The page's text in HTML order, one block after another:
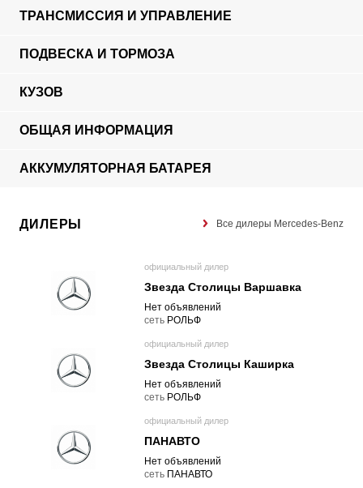
ТРАНСМИССИЯ И УПРАВЛЕНИЕ
ПОДВЕСКА И ТОРМОЗА
КУЗОВ
ОБЩАЯ ИНФОРМАЦИЯ
АККУМУЛЯТОРНАЯ БАТАРЕЯ
ДИЛЕРЫ Все дилеры Mercedes-Benz
официальный дилер
Звезда Столицы Варшавка
Нет объявлений
cеть РОЛЬФ
официальный дилер
Звезда Столицы Каширка
Нет объявлений
cеть РОЛЬФ
официальный дилер
ПАНАВТО
Нет объявлений
cеть ПАНАВТО